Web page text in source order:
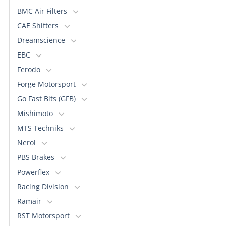
BMC Air Filters
CAE Shifters
Dreamscience
EBC
Ferodo
Forge Motorsport
Go Fast Bits (GFB)
Mishimoto
MTS Techniks
Nerol
PBS Brakes
Powerflex
Racing Division
Ramair
RST Motorsport